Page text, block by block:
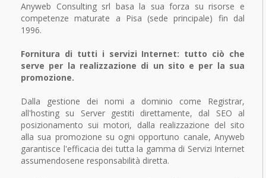
Anyweb Consulting srl basa la sua forza su risorse e
competenze maturate a Pisa (sede principale) fin dal
1996.
Fornitura di tutti i servizi Internet: tutto ciò che
serve per la realizzazione di un sito e per la sua
promozione.
Dalla gestione dei nomi a dominio come Registrar,
all'hosting su Server gestiti direttamente, dal SEO al
posizionamento sui motori, dalla realizzazione del sito
alla sua promozione su ogni opportuno canale, Anyweb
garantisce l'efficacia dei tutta la gamma di Servizi Internet
assumendosene responsabilità diretta.